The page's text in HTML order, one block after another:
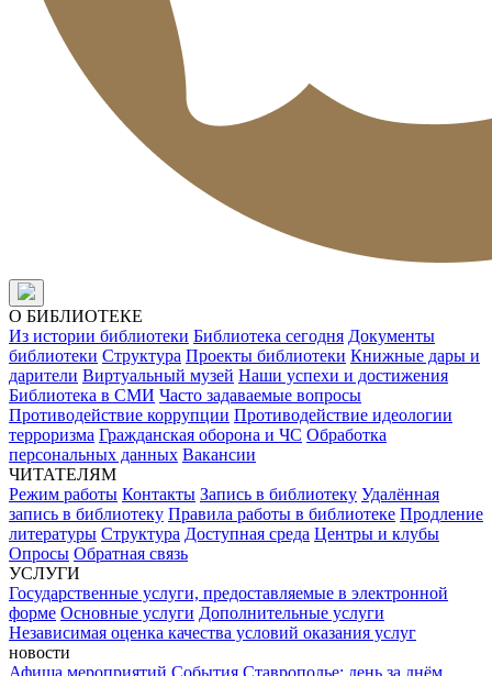
О БИБЛИОТЕКЕ
Из истории библиотеки Библиотека сегодня Документы
библиотеки Структура Проекты библиотеки Книжные дары и
дарители Виртуальный музей Наши успехи и достижения
Библиотека в СМИ Часто задаваемые вопросы
Противодействие коррупции Противодействие идеологии
терроризма Гражданская оборона и ЧС Обработка
персональных данных Вакансии
ЧИТАТЕЛЯМ
Режим работы Контакты Запись в библиотеку Удалённая
запись в библиотеку Правила работы в библиотеке Продление
литературы Структура Доступная среда Центры и клубы
Опросы Обратная связь
УСЛУГИ
Государственные услуги, предоставляемые в электронной
форме Основные услуги Дополнительные услуги
Независимая оценка качества условий оказания услуг
новости
Афиша мероприятий События Ставрополье: день за днём